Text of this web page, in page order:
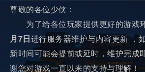
尊敬的各位少侠：
为了给各位玩家提供更好的游戏
月7日进行服务器维护与内容更新 ，
新时间可能会提前或延时，维护完成
谢您对游戏一直以来的支持与理解！